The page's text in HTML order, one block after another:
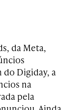
da Meta,
Digiday, a
na
pela